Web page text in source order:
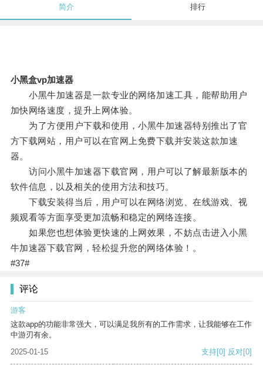
简介 排行
小黑盒vp加速器
小黑牛加速器是一款专业的网络加速工具，能帮助用户
加快网络速度，提升上网体验。
为了方便用户下载和使用，小黑牛加速器特别推出了官
方下载网站，用户可以在官网上免费下载并安装这款加速
器。
访问小黑牛加速器下载官网，用户可以了解最新版本的
软件信息，以及相关的使用方法和技巧。
下载安装得当后，用户可以在网络浏览、在线游戏、视
频观看等方面享受更加流畅和稳定的网络连接。
如果您也想体验更快速的上网效果，不妨点击进入小黑
牛加速器下载官网，轻松提升您的网络体验！。
#37#
评论
游客
这款app的功能非常强大，可以满足我所有的工作需求，让我能够在工作
中游刃有余。
2025-01-15
支持[0] 反对[0]